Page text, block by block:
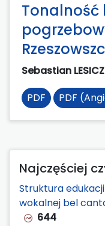
Tonalność
Sebastian
PDF
PDF
Najczęściej
Struktura
wokalnej bel
644